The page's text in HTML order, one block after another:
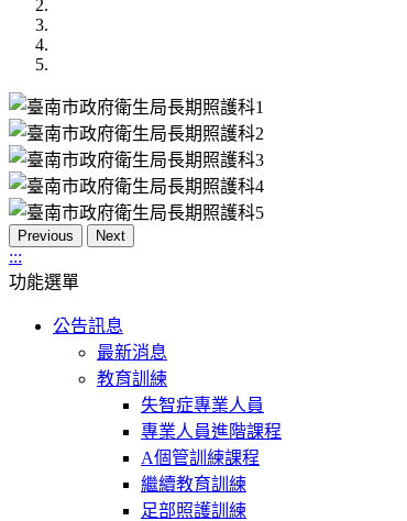
Previous Next
:::
功能選單
公告訊息
最新消息
教育訓練
失智症專業人員
專業人員進階課程
A個管訓練課程
繼續教育訓練
足部照護訓練